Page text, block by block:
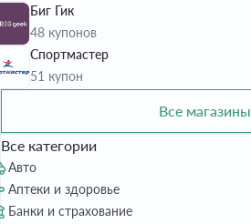
Биг Гик
48 купонов
Спортмастер
51 купон
Все магазины
Все категории
Авто
Аптеки и здоровье
Банки и страхование